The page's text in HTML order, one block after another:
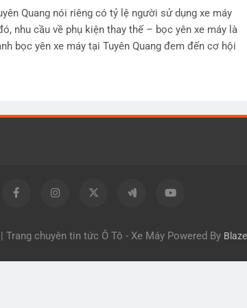
Quang nói riêng có tỷ lệ người sử dụng xe máy
nhu cầu về phụ kiện thay thế – bọc yên xe máy là
bọc yên xe máy tại Tuyên Quang đem đến cơ hội
Trang chuyên tin tức Ô Tô - Xe Máy Powered By